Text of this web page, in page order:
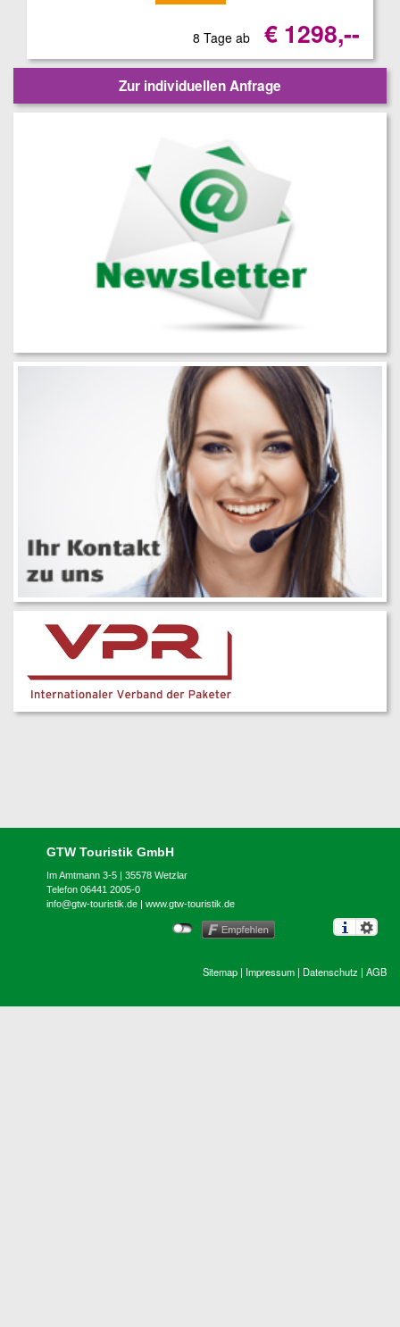
8 Tage ab € 1298,--
Zur individuellen Anfrage
GTW Touristik GmbH
Im Amtmann 3-5 | 35578 Wetzlar
Telefon 06441 2005-0
info@gtw-touristik.de |www.gtw-touristik.de
Sitemap | Impressum | Datenschutz | AGB